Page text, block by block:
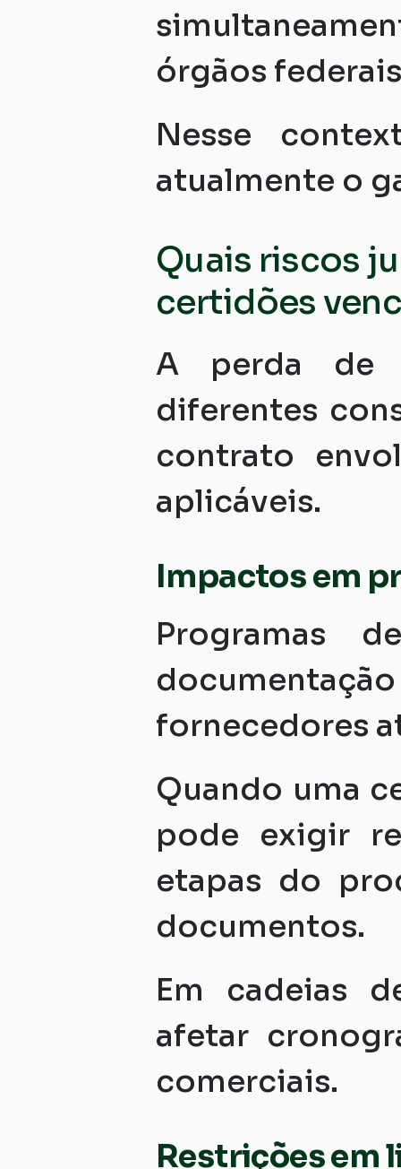
órgãos
Nesse
atualmente o
Quais riscos
certidões
A perda de
diferentes
contrato
aplicáveis.
Impactos em
Programas
fornecedores
Quando uma
pode exigir
etapas do
documentos.
Em cadeias
afetar
comerciais.
Restrições em